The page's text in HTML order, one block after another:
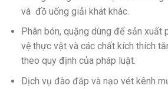
và đồ uống giải khát khác.
Phân bón, quặng dùng để sản xuất
vệ thực vật và các chất kích thích
theo quy định của pháp luật.
Dịch vụ đào đắp và nạo vét kênh